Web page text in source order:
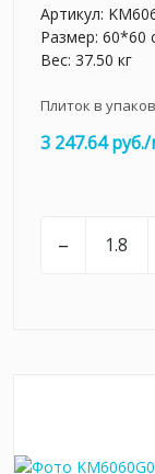
Артикул:
Размер: 60*60
Вес: 37.50 кг
Плиток в
3 247.64
–